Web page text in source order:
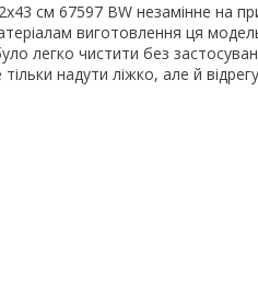
см 67597 BW незамінне на
виготовлення ця
легко чистити без
надути ліжко, але й